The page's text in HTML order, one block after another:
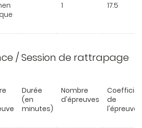
1 17.5
/ Session de rattrapage
Durée
(en
minutes)
Nombre
d'épreuves
de
l'épreuve